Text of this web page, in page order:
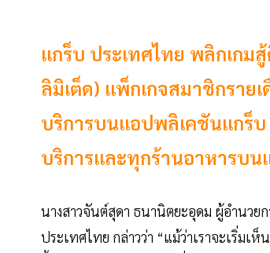
แกร็บ ประเทศไทย พลิกเกม
ลิมิเต็ด) แพ็กเกจสมาชิกรา
บริการบนแอปพลิเคชันแกร็บ
บริการและทุกร้านอาหารบน
นางสาวจันต์สุดา ธนานิตยะอุดม ผู้อำนวย
ประเทศไทย กล่าวว่า “แม้ว่าเราจะเริ่ม